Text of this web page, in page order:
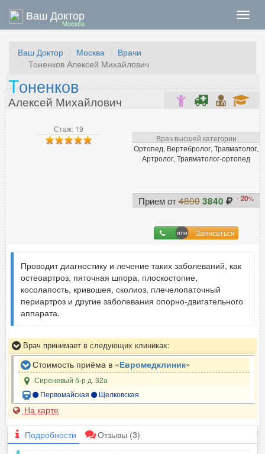
Ваш Доктор
Москва
Ваш Доктор Москва
Врачи
Тоненков Алексей Михайлович
Стаж: 19
Врач высшей категории
Ортопед, Вертебролог, Травматолог,
Артролог, Травматолог-ортопед
Прием от4800 3840 -20%
Записаться
Тоненков
Алексей Михайлович
Проводит диагностику и лечение таких заболеваний, как
остеоартроз, пяточная шпора, плоскостопие,
косолапость, кривошея, сколиоз, плечелопаточный
периартроз и другие заболевания опорно-двигательного
аппарата.
Врач принимает в следующих клиниках:
Стоимость приёма в «Евромедклиник»
Сиреневый б-р д. 32а
Первомайская
Щелковская
На карте
Подробности Отзывы (3)